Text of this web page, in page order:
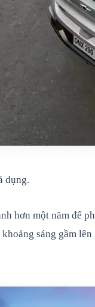
dụng.
hơn một năm để
sáng gầm